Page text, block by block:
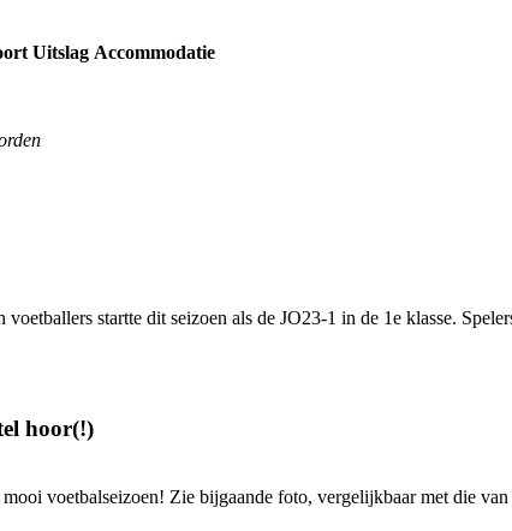
Uitslag Accommodatie
voetballers startte dit seizoen als de JO23-1 in de 1e klasse.
hoor(!)
voetbalseizoen! Zie bijgaande foto, vergelijkbaar met die